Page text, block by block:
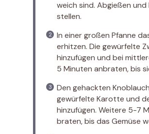
weich sind. Abgießen
stellen.
In einer großen Pfanne
erhitzen. Die gewürfelte
hinzufügen und bei
5 Minuten anbraten, bis
Den gehackten
gewürfelte Karotte und
hinzufügen. Weitere 5-7
braten, bis das Gemüse